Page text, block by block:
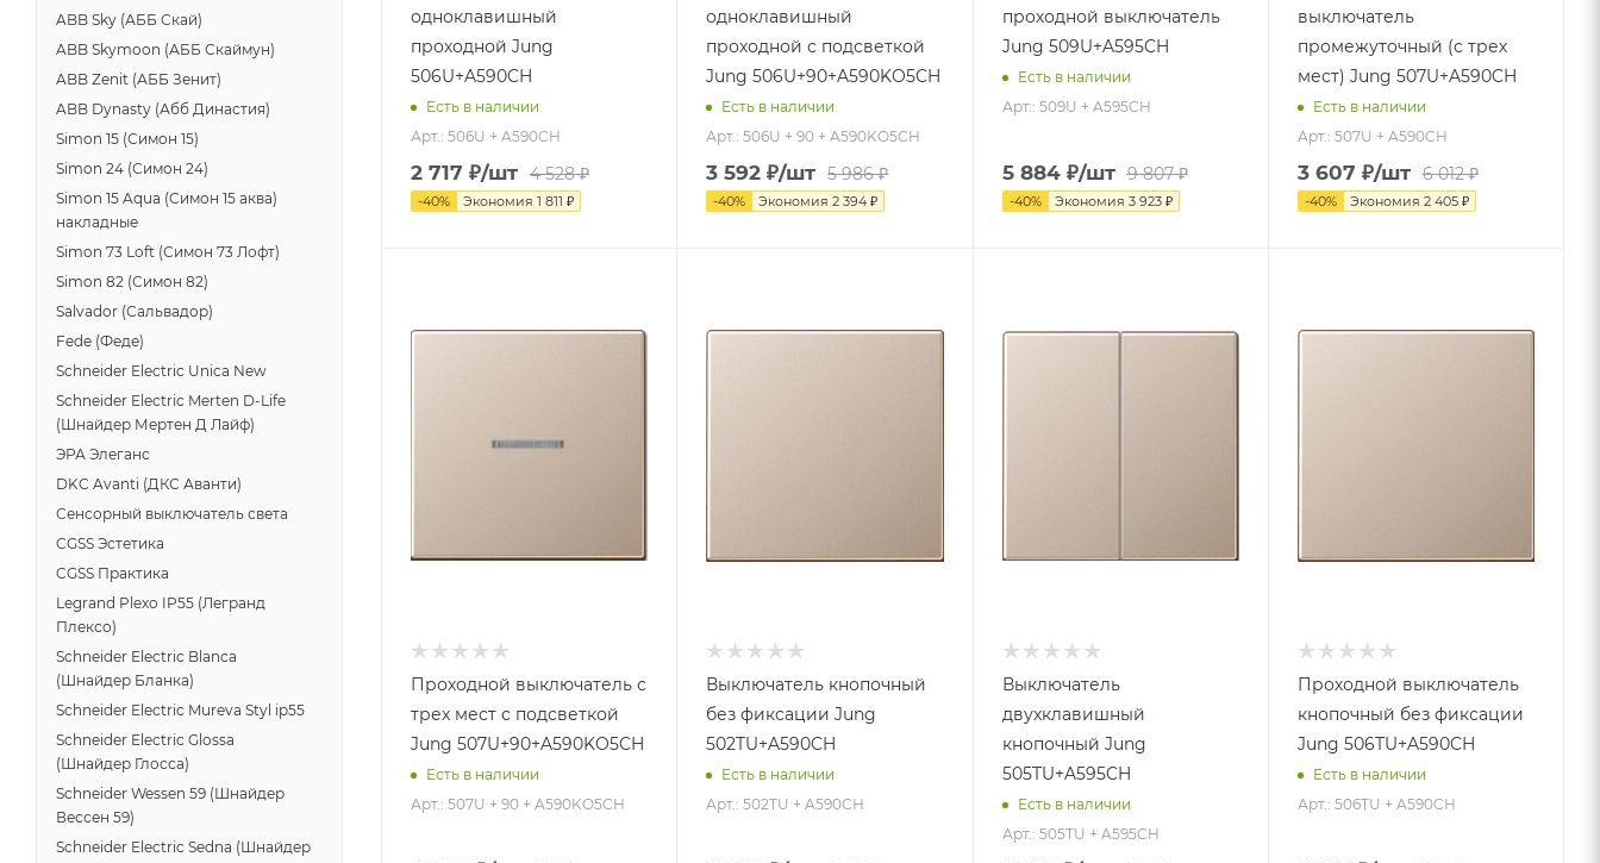
одноклавишный
проходной Jung
506U+A590CH
Есть в наличии
Арт.: 506U + A590CH
2 717 ₽/шт 4 528₽
-40% Экономия 1 811 ₽
одноклавишный
проходной с подсветкой
Jung 506U+90+A590KO5CH
Есть в наличии
Арт.: 506U + 90 + A590KO5CH
3 592 ₽/шт 5 986₽
-40% Экономия2 394 ₽
проходной выключатель
Jung 509U+A595CH
Есть в наличии
Арт.: 509U + A595CH
5 884₽/шт 9 807₽
-40% Экономия 3 923₽
выключатель
промежуточный (с трех
мест) Jung 507U+A590CH
Есть в наличии
Арт.: 507U + A590CH
3 607 ₽/шт 6 012₽
-40% Экономия 2 405₽
Проходной выключатель с
трех мест с подсветкой
Jung 507U+90+A590KO5CH
Есть в наличии
Арт.: 507U + 90 + A590KO5CH
Выключатель кнопочный
без фиксации Jung
502TU+A590CH
Есть в наличии
Арт.: 502TU + A590CH
Выключатель
двухклавишный
кнопочный Jung
505TU+A595CH
Есть в наличии
Арт.: 505TU + A595CH
Проходной выключатель
кнопочный без фиксации
Jung 506TU+A590CH
Есть в наличии
Арт.: 506TU + A590CH
ABB Sky (АББ Скай)
ABB Skymoon (АББ Скаймун)
ABB Zenit (АББ Зенит)
ABB Dynasty (Абб Династия)
Simon 15 (Симон 15)
Simon 24 (Симон 24)
Simon 15 Aqua (Симон 15 аква)
накладные
Simon 73 Loft (Симон 73 Лофт)
Simon 82 (Симон 82)
Salvador (Сальвадор)
Fede (Феде)
Schneider Electric Unica New
Schneider Electric Merten D-Life
(Шнайдер Мертен Д Лайф)
ЭРА Элеганс
DKC Avanti (ДКС Аванти)
Сенсорный выключатель света
CGSS Эстетика
CGSS Практика
Legrand Plexo IP55 (Легранд
Плексо)
Schneider Electric Blanca
(Шнайдер Бланка)
Schneider Electric Mureva Styl ip55
Schneider Electric Glossa
(Шнайдер Глосса)
Schneider Wessen 59 (Шнайдер
Вессен 59)
Schneider Electric Sedna (Шнайдер